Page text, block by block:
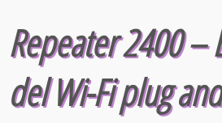
Repeater 2400 –
del Wi-Fi plug